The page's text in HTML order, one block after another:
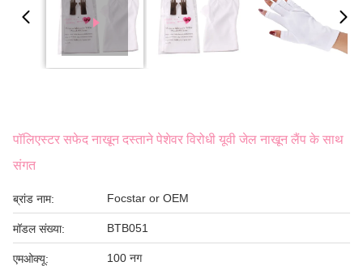
पॉलिएस्टर सफेद नाखून दस्ताने पेशेवर विरोधी यूवी जेल नाखून लैंप के साथ
संगत
ब्रांड नाम: Focstar or OEM
मॉडल संख्या: BTB051
एमओक्यू: 100 नग